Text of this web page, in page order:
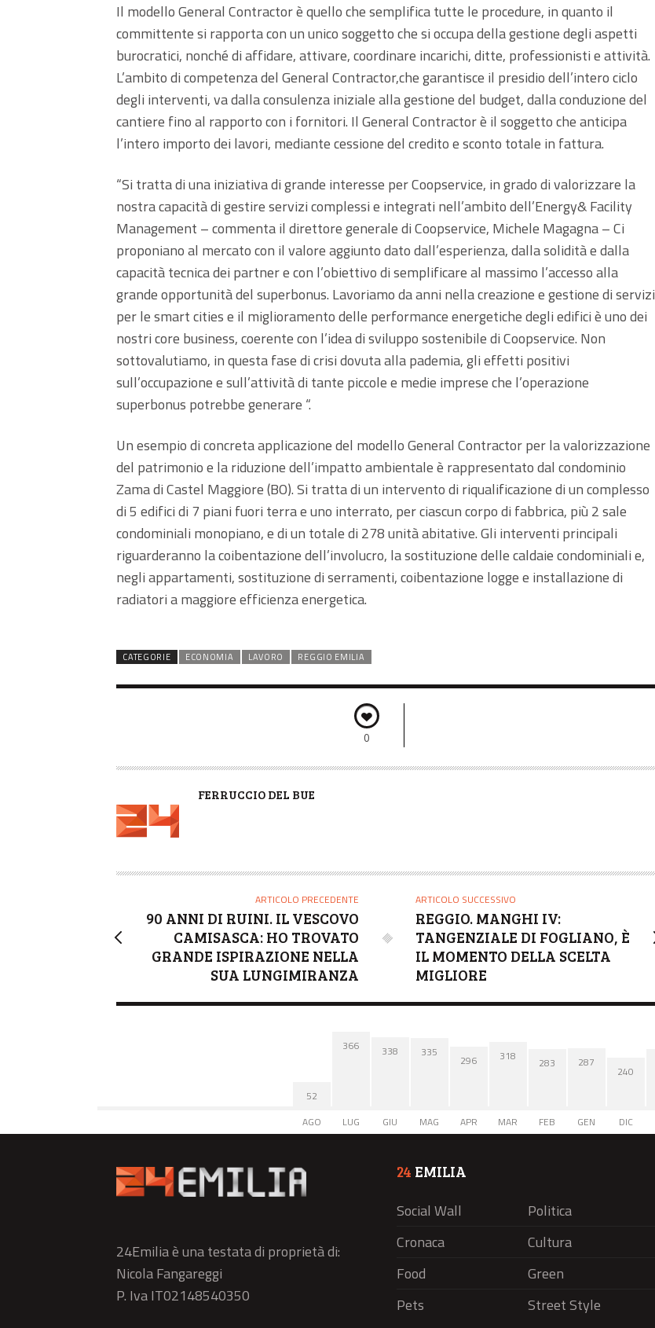
Il modello General Contractor è quello che semplifica tutte le procedure, in quanto il
committente si rapporta con un unico soggetto che si occupa della gestione degli aspetti
burocratici, nonché di affidare, attivare, coordinare incarichi, ditte, professionisti e attività.
L’ambito di competenza del General Contractor,che garantisce il presidio dell’intero ciclo
degli interventi, va dalla consulenza iniziale alla gestione del budget, dalla conduzione del
cantiere fino al rapporto con i fornitori. Il General Contractor è il soggetto che anticipa
l’intero importo dei lavori, mediante cessione del credito e sconto totale in fattura.
“Si tratta di una iniziativa di grande interesse per Coopservice, in grado di valorizzare la
nostra capacità di gestire servizi complessi e integrati nell’ambito dell’Energy& Facility
Management – commenta il direttore generale di Coopservice, Michele Magagna – Ci
proponiano al mercato con il valore aggiunto dato dall’esperienza, dalla solidità e dalla
capacità tecnica dei partner e con l’obiettivo di semplificare al massimo l’accesso alla
grande opportunità del superbonus. Lavoriamo da anni nella creazione e gestione di servizi
per le smart cities e il miglioramento delle performance energetiche degli edifici è uno dei
nostri core business, coerente con l’idea di sviluppo sostenibile di Coopservice. Non
sottovalutiamo, in questa fase di crisi dovuta alla pademia, gli effetti positivi
sull’occupazione e sull’attività di tante piccole e medie imprese che l’operazione
superbonus potrebbe generare “.
Un esempio di concreta applicazione del modello General Contractor per la valorizzazione
del patrimonio e la riduzione dell’impatto ambientale è rappresentato dal condominio
Zama di Castel Maggiore (BO). Si tratta di un intervento di riqualificazione di un complesso
di 5 edifici di 7 piani fuori terra e uno interrato, per ciascun corpo di fabbrica, più 2 sale
condominiali monopiano, e di un totale di 278 unità abitative. Gli interventi principali
riguarderanno la coibentazione dell’involucro, la sostituzione delle caldaie condominiali e,
negli appartamenti, sostituzione di serramenti, coibentazione logge e installazione di
radiatori a maggiore efficienza energetica.
CATEGORIE ECONOMIA LAVORO REGGIO EMILIA
0
A
R
FERRUCCIO DEL BUE
ARTICOLO PRECEDENTE
90 ANNI DI RUINI. IL VESCOVO
CAMISASCA: HO TROVATO
GRANDE ISPIRAZIONE NELLA
SUA LUNGIMIRANZA
ARTICOLO SUCCESSIVO
REGGIO. MANGHI IV:
TANGENZIALE DI FOGLIANO, È
IL MOMENTO DELLA SCELTA
MIGLIORE
52
AGO
366
LUG
338
GIU
335
MAG
296
APR
318
MAR
283
FEB
287
GEN
240
DIC
24Emilia è una testata di proprietà di:
Nicola Fangareggi
P. Iva IT02148540350
24 EMILIA
Social Wall
Politica
Cronaca
Cultura
Food
Green
Pets
Street Style